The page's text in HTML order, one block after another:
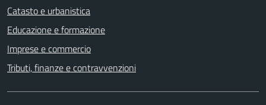
Catasto e urbanistica
Educazione e formazione
Imprese e commercio
Tributi, finanze e contravvenzioni